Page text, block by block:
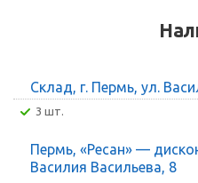
Склад, г. Пермь, ул.
3 шт.
Пермь, «Ресан» —
Василия Васильева, 8